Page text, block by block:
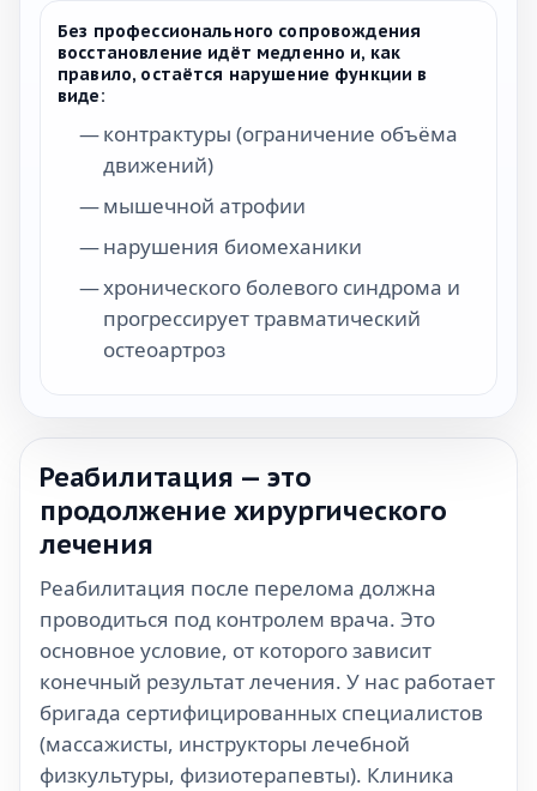
Без профессионального сопровождения
восстановление идёт медленно и, как
правило, остаётся нарушение функции в
виде:
контрактуры (ограничение объёма
движений)
мышечной атрофии
нарушения биомеханики
хронического болевого синдрома и
прогрессирует травматический
остеоартроз
Реабилитация — это
продолжение хирургического
лечения
Реабилитация после перелома должна
проводиться под контролем врача. Это
основное условие, от которого зависит
конечный результат лечения. У нас работает
бригада сертифицированных специалистов
(массажисты, инструкторы лечебной
физкультуры, физиотерапевты). Клиника